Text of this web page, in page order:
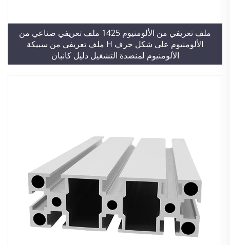
ملف تعريفي من الألومنيوم 1425 ملف تعريفي صناعي من
الألومنيوم على شكل حرف H ملف تعريفي من سبيكة
الألومنيوم لمنضدة التشغيل دليل كانبان